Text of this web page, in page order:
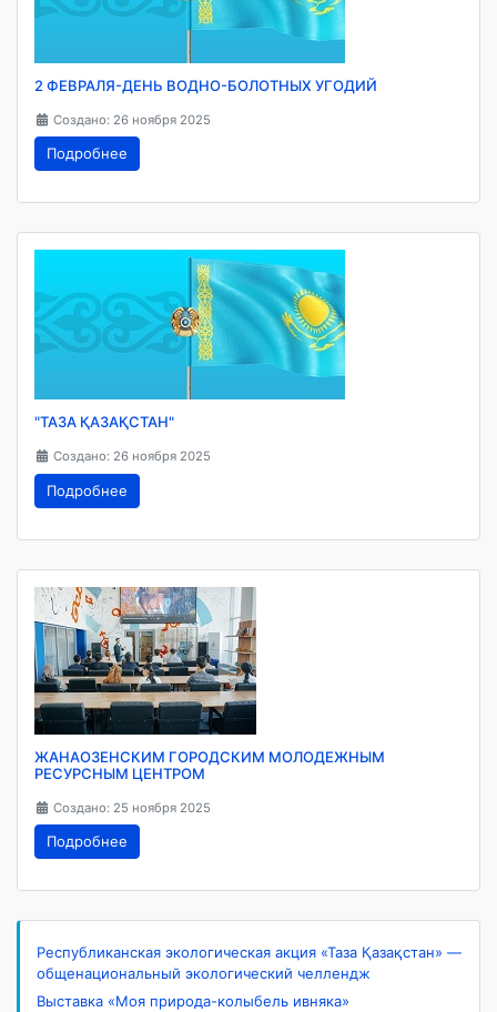
2 ФЕВРАЛЯ-ДЕНЬ ВОДНО-БОЛОТНЫХ УГОДИЙ
Создано: 26 ноября 2025
Подробнее
"ТАЗА ҚАЗАҚСТАН"
Создано: 26 ноября 2025
Подробнее
ЖАНАОЗЕНСКИМ ГОРОДСКИМ МОЛОДЕЖНЫМ
РЕСУРСНЫМ ЦЕНТРОМ
Создано: 25 ноября 2025
Подробнее
Республиканская экологическая акция «Таза Қазақстан» —
общенациональный экологический челлендж
Выставка «Моя природа-колыбель ивняка»